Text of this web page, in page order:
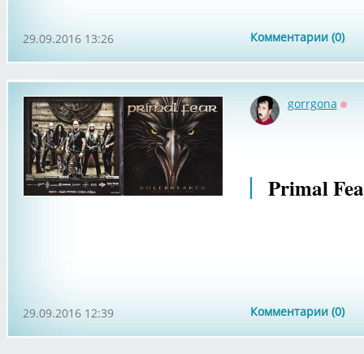
Комментарии (0)
29.09.2016 13:26
gorrgona
Primal
Комментарии (0)
29.09.2016 12:39